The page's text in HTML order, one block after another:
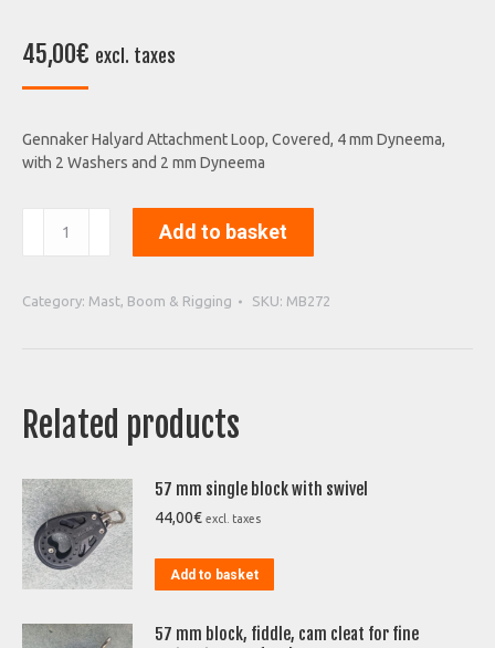
45,00€ excl. taxes
Gennaker Halyard Attachment Loop, Covered, 4 mm Dyneema,
with 2 Washers and 2 mm Dyneema
Halyard
quantity
Add to basket
Category: Mast, Boom & Rigging SKU: MB272
Related products
57 mm single block with swivel
44,00€ excl. taxes
Add to basket
57 mm block, fiddle, cam cleat for fine